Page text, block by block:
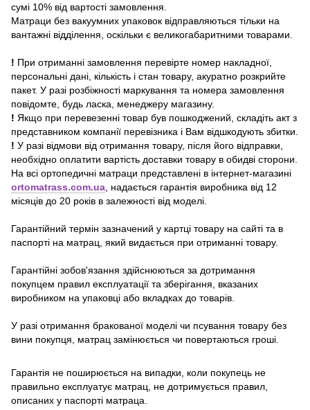
сумі 10% від вартості замовлення.
Матраци без вакуумних упаковок відправляються тільки на
вантажні відділення, оскільки є великогабаритними товарами.
! При отриманні замовлення перевірте номер накладної,
персональні дані, кількість і стан товару, акуратно розкрийте
пакет. У разі розбіжності маркування та номера замовлення
повідомте, будь ласка, менеджеру магазину.
! Якщо при перевезенні товар був пошкоджений, складіть акт з
представником компанії перевізника і Вам відшкодують збитки.
! У разі відмови від отримання товару, після його відправки,
необхідно оплатити вартість доставки товару в обидві сторони.
На всі ортопедичні матраци представлені в інтернет-магазині
ortomatrass.com.ua , надається гарантія виробника від 12
місяців до 20 років в залежності від моделі.
Гарантійний термін зазначений у картці товару на сайті та в
паспорті на матрац, який видається при отриманні товару.
Гарантійні зобов'язання здійснюються за дотримання
покупцем правил експлуатації та зберігання, вказаних
виробником на упаковці або вкладках до товарів.
У разі отримання бракованої моделі чи псування товару без
вини покупця, матрац замінюється чи повертаються гроші.
Гарантія не поширюється на випадки, коли покупець не
правильно експлуатує матрац, не дотримується правил,
описаних у паспорті матраца.